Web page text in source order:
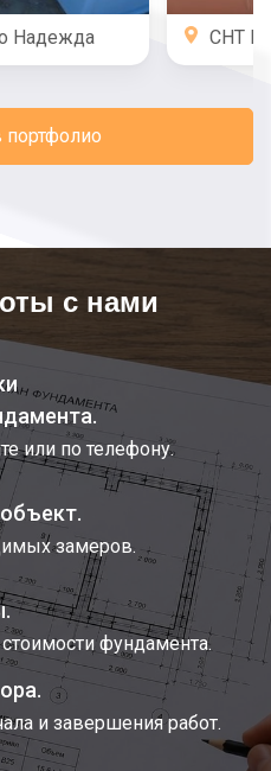
Надежда СНТ
портфолио
с нами
или по телефону.
замеров.
фундамента.
и завершения работ.